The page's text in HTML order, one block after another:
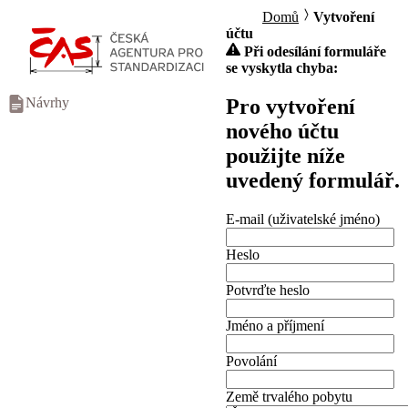
Návrhy
Domů
Vytvoření
účtu
Při odesílání formuláře
se vyskytla chyba:
Pro vytvoření
nového účtu
použijte níže
uvedený formulář.
E-mail (uživatelské jméno)
Heslo
Potvrďte heslo
Jméno a příjmení
Povolání
Země trvalého pobytu